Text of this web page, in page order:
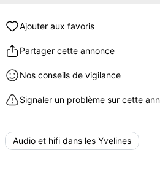
Ajouter aux favoris
Partager cette annonce
Nos conseils de vigilance
Signaler un problème sur cette
Audio et hifi dans les Yvelines